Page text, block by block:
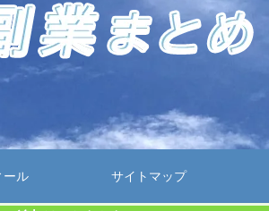
ール サイトマップ